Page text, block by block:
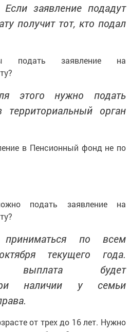
заявление подадут
получит тот, кто подал
подать заявление на
этого нужно подать
орган
в Пенсионный фонд не по
подать заявление на
приниматься по всем
текущего года.
выплата будет
наличии у семьи
от трех до 16 лет. Нужно